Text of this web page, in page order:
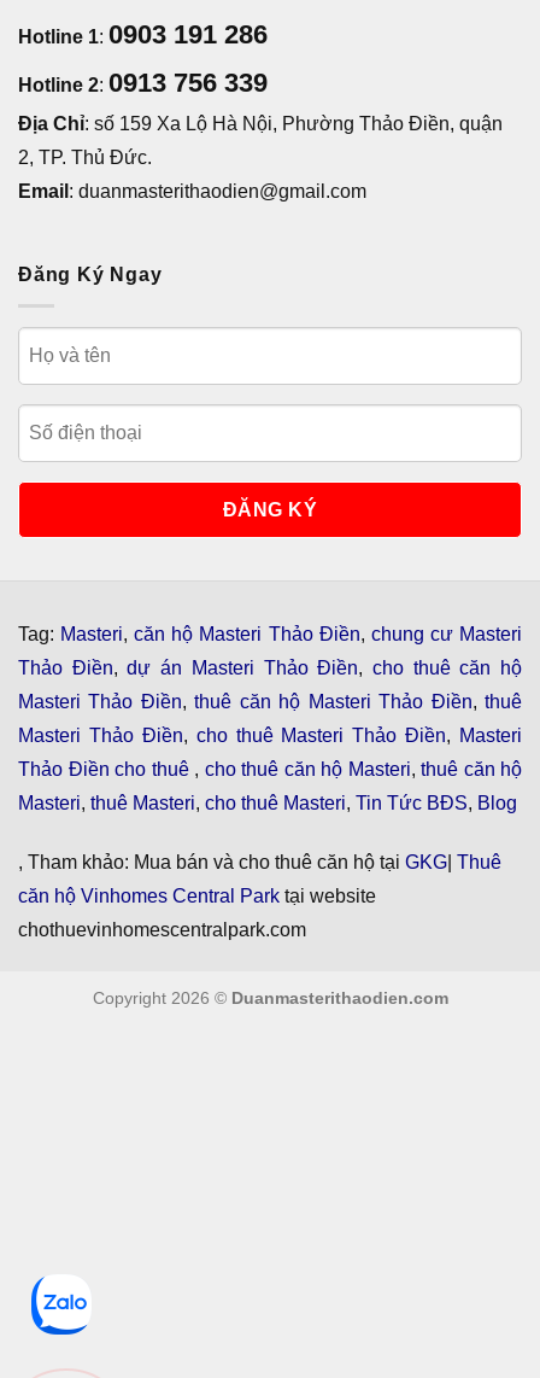
Hotline 1: 0903 191 286
Hotline 2: 0913 756 339
Địa Chỉ: số 159 Xa Lộ Hà Nội, Phường Thảo Điền, quận
2, TP. Thủ Đức.
Email : duanmasterithaodien@gmail.com
Đăng Ký Ngay
Tag: Masteri,căn hộ Masteri Thảo Điền, chung cư Masteri
Thảo Điền,dự án Masteri Thảo Điền, cho thuê căn hộ
Masteri Thảo Điền,thuê căn hộ Masteri Thảo Điền,thuê
Masteri Thảo Điền, cho thuê Masteri Thảo Điền, Masteri
Thảo Điền cho thuê , cho thuê căn hộ Masteri, thuê căn hộ
Masteri, thuê Masteri, cho thuê Masteri, Tin Tức BĐS, Blog
, Tham khảo: Mua bán và cho thuê căn hộ tại GKG Thuê
căn hộ Vinhomes Central Park tại website
chothuevinhomescentralpark.com
Copyright 2026 © Duanmasterithaodien.com